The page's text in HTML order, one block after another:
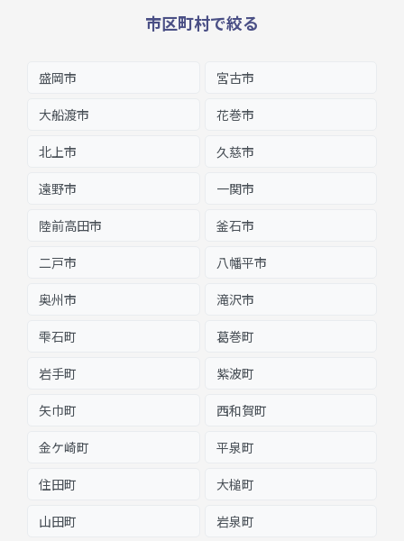
市区町村で絞る
盛岡市 宮古市
大船渡市 花巻市
北上市 久慈市
遠野市 一関市
陸前高田市 釜石市
二戸市 八幡平市
奥州市 滝沢市
雫石町 葛巻町
岩手町 紫波町
矢巾町 西和賀町
金ケ崎町 平泉町
住田町 大槌町
山田町 岩泉町